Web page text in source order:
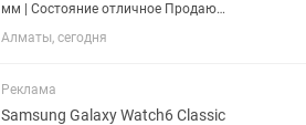
мм | Состояние отличное Продаю
Apple Watch SE 2-го поколения (GPS), 40
мм, алюминиевый корпус. Часы
без каких-либо...
Алматы, сегодня
Реклама
Samsung Galaxy Watch6 Classic